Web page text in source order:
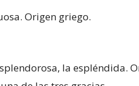
Origen griego.
la espléndida.